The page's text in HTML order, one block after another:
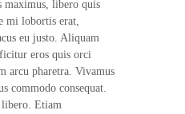
maximus, libero quis
mi lobortis erat,
eu justo. Aliquam
eros quis orci
arcu pharetra. Vivamus
commodo consequat.
Etiam